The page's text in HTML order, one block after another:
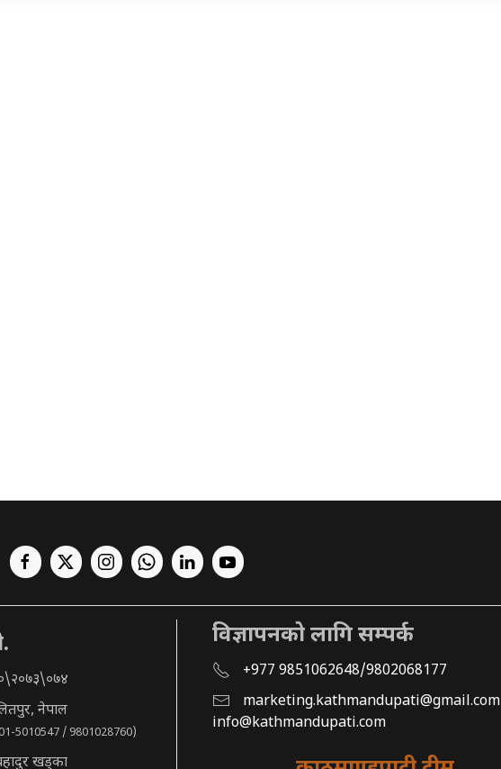
नेपाल
5010547 / 9801028760)
खड्का
विज्ञापनको लागि सम्पर्क
+977 9851062648/9802068177
marketing.kathmandupati@gmail.com
info@kathmandupati.com